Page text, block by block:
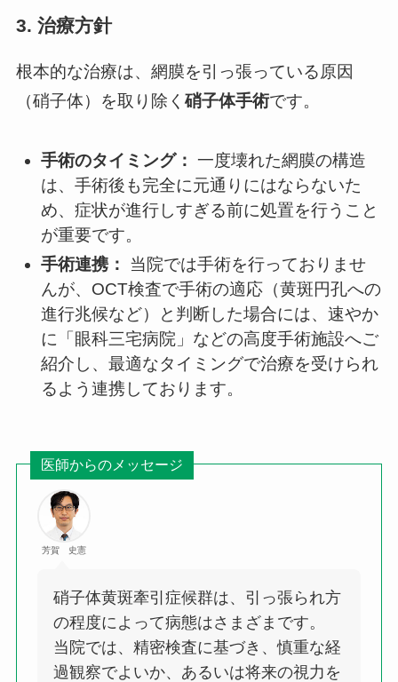
3. 治療方針
根本的な治療は、網膜を引っ張っている原因
（硝子体）を取り除く硝子体手術です。
手術のタイミング： 一度壊れた網膜の構造
は、手術後も完全に元通りにはならないた
め、症状が進行しすぎる前に処置を行うこと
が重要です。
手術連携：
当院では手術を行っておりませ
んが、OCT検査で手術の適応（黄斑円孔への
進行兆候など）と判断した場合には、速やか
に「眼科三宅病院」などの高度手術施設へご
紹介し、最適なタイミングで治療を受けられ
るよう連携しております。
医師からのメッセージ
芳賀 史憲
硝子体黄斑牽引症候群は、引っ張られ方
の程度によって病態はさまざまです。
当院では、精密検査に基づき、慎重な経
過観察でよいか、あるいは将来の視力を